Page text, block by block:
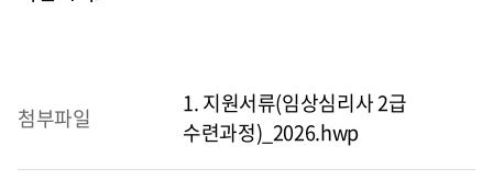
첨부파일
1. 지원서류(임상심리사 2급
수련과정)_2026.hwp